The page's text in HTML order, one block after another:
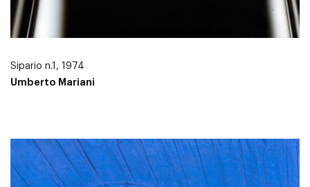
Sipario n.1, 1974
Umberto Mariani